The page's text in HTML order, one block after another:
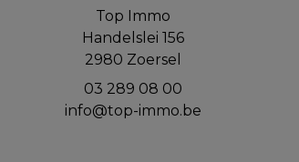
Top Immo
Handelslei 156
2980 Zoersel
03 289 08 00
info@top-immo.be